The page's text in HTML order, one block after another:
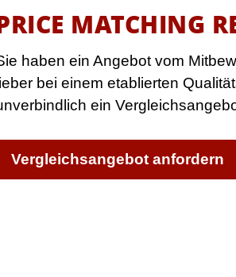
MATCHING
haben ein Angebot vom
lieber bei einem etablierten
ein
Vergleichsangebot anfordern